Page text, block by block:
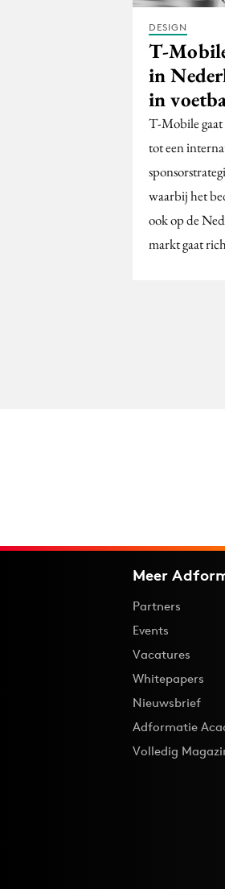
DESIGN
T-
in
in
T-Mobile gaat
tot een
waarbij het
ook op de
markt gaat
Meer
Partners
Events
Vacatures
Whitepapers
Nieuwsbrief
Adformatie
Volledig